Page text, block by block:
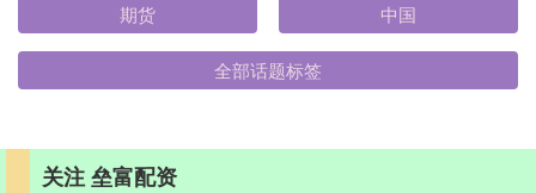
期货 中国
全部话题标签
关注 垒富配资